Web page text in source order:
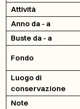
Attività
Anno da - a
Buste da - a
Fondo
Luogo di
conservazione
Note